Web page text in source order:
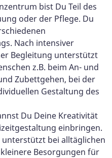
bist Du Teil des
oder der Pflege. Du
Nach intensiver
Begleitung unterstützt
z.B. beim An- und
Zubettgehen, bei der
Gestaltung des
Du Deine Kreativität
einbringen.
bei alltäglichen
Besorgungen für